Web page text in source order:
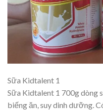
Sữa Kidtalent 1
Sữa Kidtalent 1 700g dòng
biếng ăn, suy dinh dưỡng.